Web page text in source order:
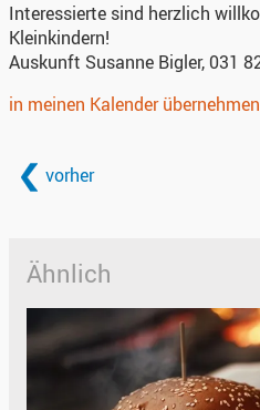
Interessierte sind herzlich
Kleinkindern!
Auskunft Susanne Bigler, 031
in meinen Kalender übernehmen
vorher
Ähnlich